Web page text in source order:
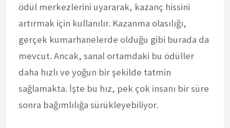
ödül merkezlerini uyararak, kazanç hissini
artırmak için kullanılır. Kazanma olasılığı,
gerçek kumarhanelerde olduğu gibi burada da
mevcut. Ancak, sanal ortamdaki bu ödüller
daha hızlı ve yoğun bir şekilde tatmin
sağlamakta. İşte bu hız, pek çok insanı bir süre
sonra bağımlılığa sürükleyebiliyor.